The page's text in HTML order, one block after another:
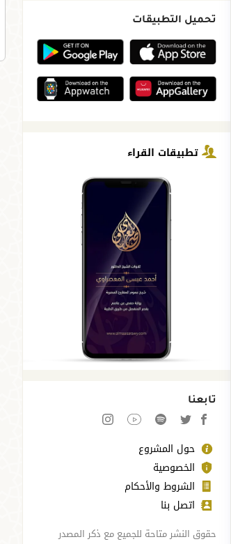
تحميل التطبيقات
تطبيقات القراء
تابعنا
حول المشروع
الخصوصية
الشروط والأحكام
اتصل بنا
حقوق النشر متاحة للجميع مع ذكر المصدر